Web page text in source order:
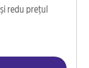
redu prețul